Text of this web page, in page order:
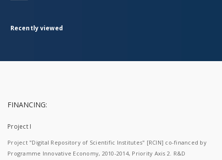
Recently viewed
FINANCING:
Project I
Project "Digital Repository of Scientific Institutes" [RCIN] co-financed by
Programme Innovative Economy, 2010-2014, Priority Axis 2. R&D